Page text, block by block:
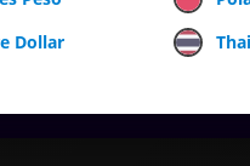
Dollar